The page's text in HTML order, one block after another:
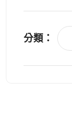
分類：